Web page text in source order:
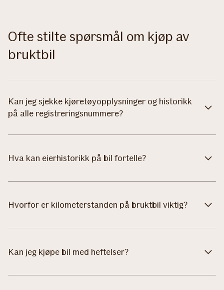
Ofte stilte spørsmål om kjøp av
bruktbil
Kan jeg sjekke kjøretøyopplysninger og historikk
på alle registreringsnummere?
Hva kan eierhistorikk på bil fortelle?
Hvorfor er kilometerstanden på bruktbil viktig?
Kan jeg kjøpe bil med heftelser?